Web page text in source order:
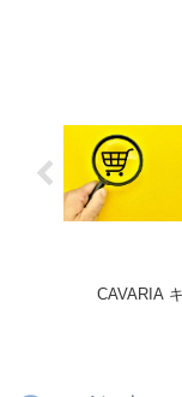
CAVARIA